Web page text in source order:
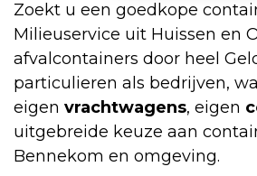
Zoekt u een goedkope
Milieuservice uit Huissen en
afvalcontainers door heel
particulieren als bedrijven,
eigen vrachtwagens, eigen
uitgebreide keuze aan
Bennekom en omgeving.